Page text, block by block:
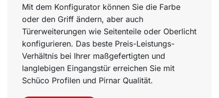
Mit dem Konfigurator können Sie die Farbe
oder den Griff ändern, aber auch
Türerweiterungen wie Seitenteile oder Oberlicht
konfigurieren. Das beste Preis-Leistungs-
Verhältnis bei Ihrer maßgefertigten und
langlebigen Eingangstür erreichen Sie mit
Schüco Profilen und Pirnar Qualität.